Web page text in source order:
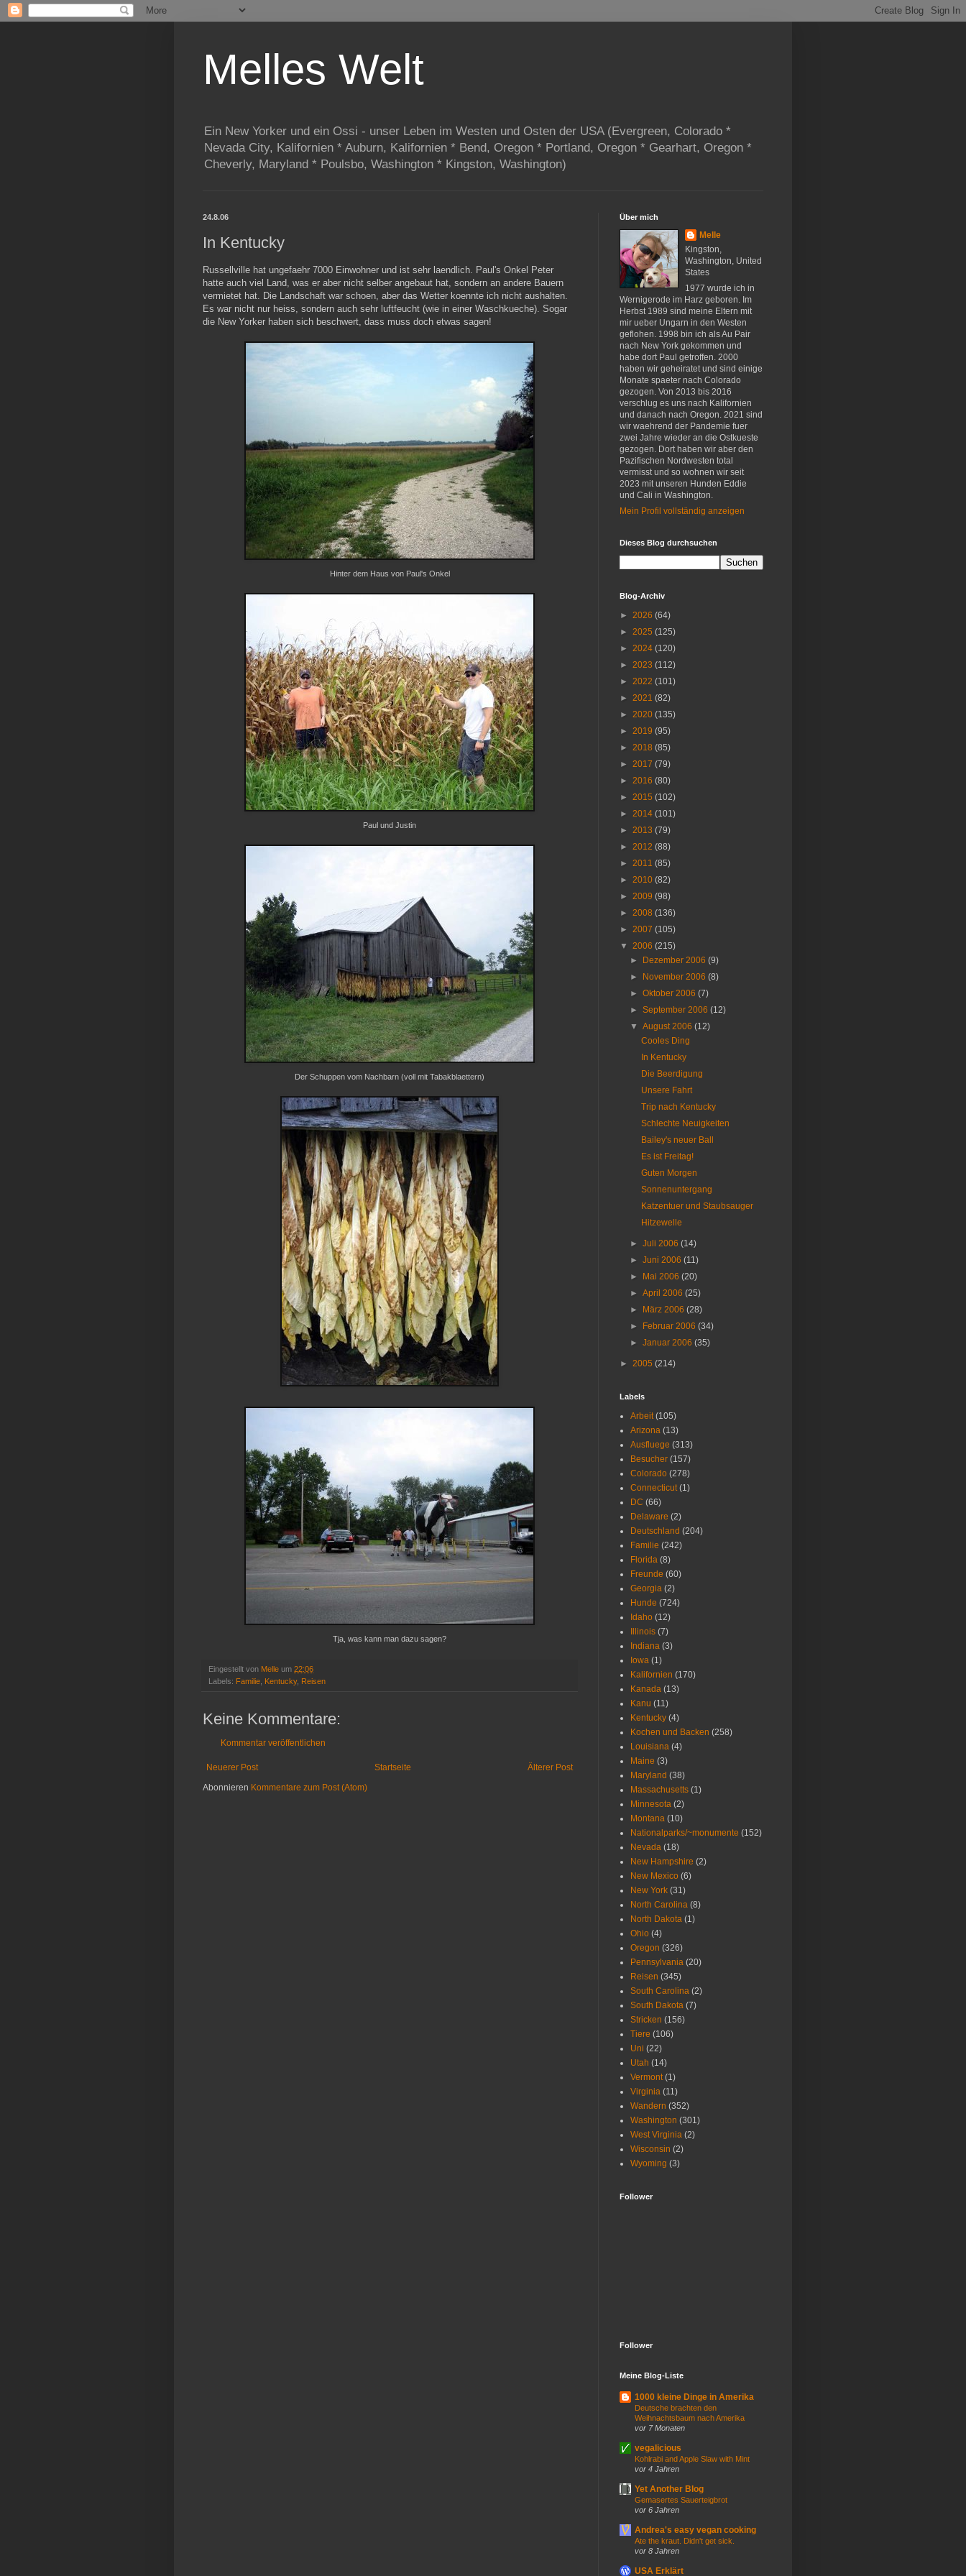
Melles Welt
Ein New Yorker und ein Ossi - unser Leben im Westen und Osten der USA (Evergreen, Colorado *
Nevada City, Kalifornien * Auburn, Kalifornien * Bend, Oregon * Portland, Oregon * Gearhart, Oregon *
Cheverly, Maryland * Poulsbo, Washington * Kingston, Washington)
24.8.06
In Kentucky
Russellville hat ungefaehr 7000 Einwohner und ist sehr laendlich. Paul's Onkel Peter
hatte auch viel Land, was er aber nicht selber angebaut hat, sondern an andere Bauern
vermietet hat. Die Landschaft war schoen, aber das Wetter koennte ich nicht aushalten.
Es war nicht nur heiss, sondern auch sehr luftfeucht (wie in einer Waschkueche). Sogar
die New Yorker haben sich beschwert, dass muss doch etwas sagen!
Hinter dem Haus von Paul's Onkel
Paul und Justin
Der Schuppen vom Nachbarn (voll mit Tabakblaettern)
Tja, was kann man dazu sagen?
Eingestellt von Melle um 22:06
Labels: Familie Kentucky, Reisen
Keine Kommentare:
Kommentar veröffentlichen
Neuerer Post Älterer Post
Startseite
Abonnieren Kommentare zum Post (Atom)
Über mich
Melle
Kingston,
Washington, United
States
1977 wurde ich in
Wernigerode im Harz geboren. Im
Herbst 1989 sind meine Eltern mit
mir ueber Ungarn in den Westen
geflohen. 1998 bin ich als Au Pair
nach New York gekommen und
habe dort Paul getroffen. 2000
haben wir geheiratet und sind einige
Monate spaeter nach Colorado
gezogen. Von 2013 bis 2016
verschlug es uns nach Kalifornien
und danach nach Oregon. 2021 sind
wir waehrend der Pandemie fuer
zwei Jahre wieder an die Ostkueste
gezogen. Dort haben wir aber den
Pazifischen Nordwesten total
vermisst und so wohnen wir seit
2023 mit unseren Hunden Eddie
und Cali in Washington.
Mein Profil vollständig anzeigen
Dieses Blog durchsuchen
Blog-Archiv
► 2026 (64)
► 2025 (125)
► 2024 (120)
► 2023 (112)
► 2022 (101)
► 2021 (82)
► 2020 (135)
► 2019 (95)
► 2018 (85)
► 2017 (79)
► 2016 (80)
► 2015 (102)
► 2014 (101)
► 2013 (79)
► 2012 (88)
► 2011 (85)
► 2010 (82)
► 2009 (98)
► 2008 (136)
► 2007 (105)
▼ 2006 (215)
►
Dezember 2006(9)
►
November 2006(8)
►Oktober 2006(7)
►September 2006(12)
▼August 2006(12)
Cooles Ding
In Kentucky
Die Beerdigung
Unsere Fahrt
Trip nach Kentucky
Schlechte Neuigkeiten
Bailey's neuer Ball
Es ist Freitag!
Guten Morgen
Sonnenuntergang
Katzentuer und Staubsauger
Hitzewelle
►Juli 2006(14)
►Juni 2006(11)
►
Mai 2006(20)
►April 2006(25)
►
März 2006(28)
►
Februar 2006(34)
►Januar 2006(35)
► 2005 (214)
Labels
Arbeit (105)
Arizona (13)
Ausfluege (313)
Besucher (157)
Colorado (278)
Connecticut (1)
DC (66)
Delaware (2)
Deutschland (204)
Familie (242)
Florida (8)
Freunde (60)
Georgia (2)
Hunde (724)
Idaho (12)
Illinois (7)
Indiana (3)
Iowa (1)
Kalifornien (170)
Kanada (13)
Kanu (11)
Kentucky (4)
Kochen und Backen (258)
Louisiana (4)
Maine (3)
Maryland (38)
Massachusetts (1)
Minnesota (2)
Montana (10)
Nationalparks/~monumente (152)
Nevada (18)
New Hampshire (2)
New Mexico (6)
New York (31)
North Carolina (8)
North Dakota (1)
Ohio (4)
Oregon (326)
Pennsylvania (20)
Reisen (345)
South Carolina (2)
South Dakota (7)
Stricken (156)
Tiere (106)
Uni (22)
Utah (14)
Vermont (1)
Virginia (11)
Wandern (352)
Washington (301)
West Virginia (2)
Wisconsin (2)
Wyoming (3)
Follower
Follower
Meine Blog-Liste
1000 kleine Dinge in Amerika
Deutsche brachten den
Weihnachtsbaum nach Amerika
vor 7 Monaten
vegalicious
Kohlrabi and Apple Slaw with Mint
vor 4 Jahren
Yet Another Blog
Gemasertes Sauerteigbrot
vor 6 Jahren
Andrea's easy vegan cooking
Ate the kraut. Didn't get sick.
vor 8 Jahren
USA Erklärt